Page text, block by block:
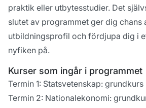
praktik eller utbytesstudier. Det
slutet av programmet ger dig chans
utbildningsprofil och fördjupa dig i
nyfiken på.
Kurser som ingår i programmet
Termin 1: Statsvetenskap: grundkurs
Termin 2: Nationalekonomi: